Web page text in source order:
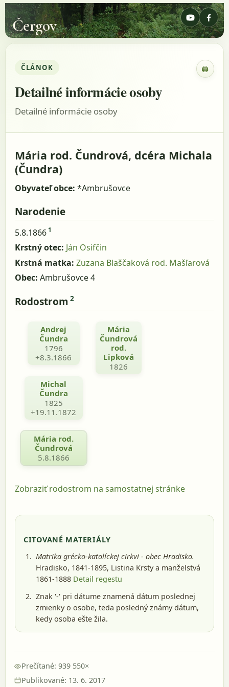
Čergov
ČLÁNOK 🖨
Detailné informácie osoby
Detailné informácie osoby
Mária rod. Čundrová, dcéra Michala
(Čundra)
Obyvateľ obce: *Ambrušovce
Narodenie
5.8.1866 1
Krstný otec: Ján Osifčin
Krstná matka: Zuzana Blaščaková rod. Mašľarová
Obec: Ambrušovce 4
Rodostrom 2
Andrej
Čundra
1796
+8.3.1866
Michal
Čundra
1825
+19.11.1872
Mária
Čundrová
rod.
Lipková
1826
Mária rod.
Čundrová
5.8.1866
Zobraziť rodostrom na samostatnej stránke
CITOVANÉ MATERIÁLY
Matrika grécko-katolíckej cirkvi - obec Hradisko.
Hradisko, 1841-1895, Listina Krsty a manželstvá
1861-1888 Detail regestu
Znak '-' pri dátume znamená dátum poslednej
zmienky o osobe, teda posledný známy dátum,
kedy osoba ešte žila.
Prečítané: 939 550×
Publikované: 13. 6. 2017